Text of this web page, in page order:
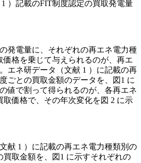
1 ）記載のFIT制度認定の買取発電量
発電量に、それぞれの再エネ電力種
価格を乗じて与えられるのが、再エ
エネ研データ（文献 1 ）に記載の再
ごとの買取金額のデータを、図1 に
値で割って得られるのが、各再エネ
取価格で、その年次変化を図 2 に示
献 1 ）に記載の再エネ電力種類別の
取金額を、図1 に示すそれぞれの